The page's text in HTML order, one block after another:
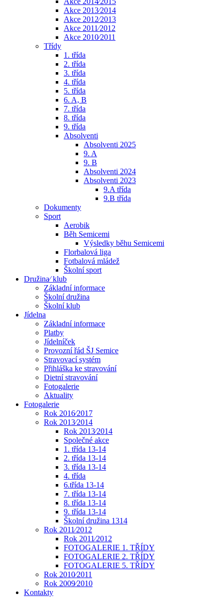
Akce 2013⁄2014
Akce 2012⁄2013
Akce 2011⁄2012
Akce 2010⁄2011
Třídy
1. třída
2. třída
3. třída
4. třída
5. třída
6. A, B
7. třída
8. třída
9. třída
Absolventi
Absolventi 2025
9. A
9. B
Absolventi 2024
Absolventi 2023
9.A třída
9.B třída
Dokumenty
Sport
Aerobik
Běh Semicemi
Výsledky běhu Semicemi
Florbalová liga
Fotbalová mládež
Školní sport
Družina⁄ klub
Základní informace
Školní družina
Školní klub
Jídelna
Základní informace
Platby
Jídelníček
Provozní řád ŠJ Semice
Stravovací systém
Přihláška ke stravování
Dietní stravování
Fotogalerie
Aktuality
Fotogalerie
Rok 2016⁄2017
Rok 2013⁄2014
Rok 2013⁄2014
Společné akce
1. třída 13-14
2. třída 13-14
3. třída 13-14
4. třída
6.třída 13-14
7. třída 13-14
8. třída 13-14
9. třída 13-14
Školní družina 1314
Rok 2011⁄2012
Rok 2011⁄2012
FOTOGALERIE 1. TŘÍDY
FOTOGALERIE 2. TŘÍDY
FOTOGALERIE 5. TŘÍDY
Rok 2010⁄2011
Rok 2009⁄2010
Kontakty